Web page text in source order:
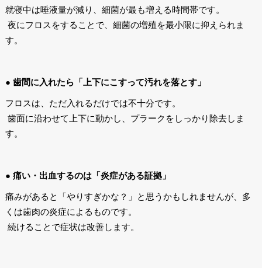
就寝中は唾液量が減り、細菌が最も増える時間帯です。
夜にフロスをすることで、細菌の増殖を最小限に抑えられま
す。
● 歯間に入れたら「上下にこすって汚れを落とす」
フロスは、ただ入れるだけでは不十分です。
歯面に沿わせて上下に動かし、プラークをしっかり除去しま
す。
● 痛い・出血するのは「炎症がある証拠」
痛みがあると「やりすぎかな？」と思うかもしれませんが、多
くは歯肉の炎症によるものです。
続けることで症状は改善します。